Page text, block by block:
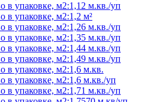
в упаковке, м2:1,12 м.кв./уп
в упаковке, м2:1,2 м²
в упаковке, м2:1,26 м.кв./уп
в упаковке, м2:1,35 м.кв./уп
в упаковке, м2:1,44 м.кв./уп
в упаковке, м2:1,49 м.кв./уп
в упаковке, м2:1,6 м.кв.
в упаковке, м2:1,6 м.кв./уп
в упаковке, м2:1,71 м.кв./уп